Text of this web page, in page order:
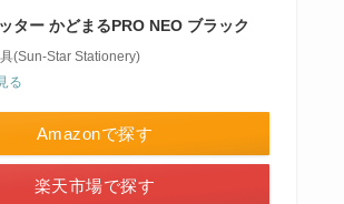
ター かどまるPRO NEO ブラック
(Sun-Star Stationery)
る
Amazonで探す
楽天市場で探す